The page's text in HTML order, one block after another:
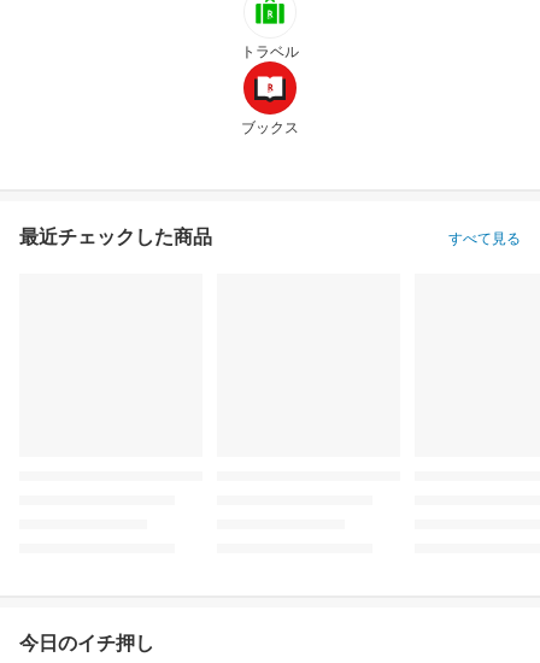
トラベル
ブックス
最近チェックした商品 すべて見る
今日のイチ押し